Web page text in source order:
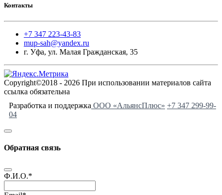
Контакты
+7 347 223-43-83
mup-sah@yandex.ru
г. Уфа, ул. Малая Гражданская, 35
Copyright©2018 - 2026 При использовании материалов сайта
ссылка обязательна
Разработка и поддержка ООО «АльянсПлюс» +7 347 299-99-
04
Обратная связь
Ф.И.О.*